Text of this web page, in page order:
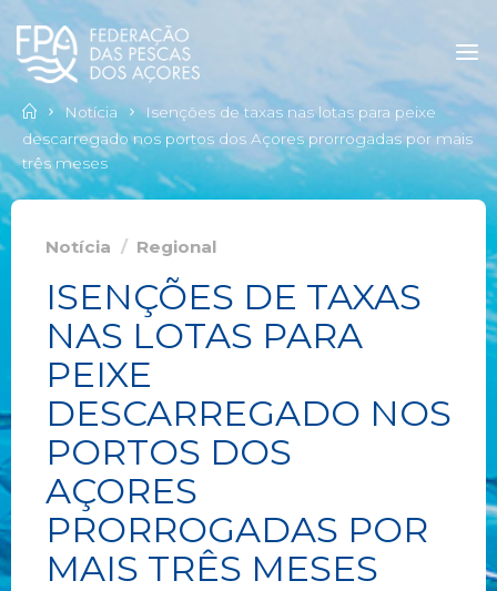
Notícia
Isenções de taxas nas lotas para peixe
descarregado nos portos dos Açores prorrogadas por mais
três meses
Notícia / Regional
ISENÇÕES DE TAXAS
NAS LOTAS PARA
PEIXE
DESCARREGADO NOS
PORTOS DOS
AÇORES
PRORROGADAS POR
MAIS TRÊS MESES